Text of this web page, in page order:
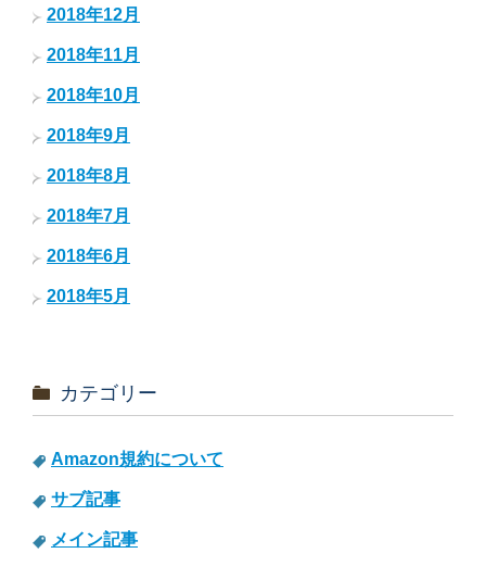
2018年12月
2018年11月
2018年10月
2018年9月
2018年8月
2018年7月
2018年6月
2018年5月
カテゴリー
Amazon規約について
サブ記事
メイン記事